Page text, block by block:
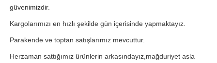
güvenimizdir.
Kargolarımızı en hızlı şekilde gün içerisinde yapmaktayız.
Parakende ve toptan satışlarımız mevcuttur.
Herzaman sattığımız ürünlerin arkasındayız,mağduriyet asla